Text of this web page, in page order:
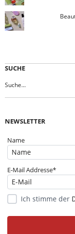
SUCHE
NEWSLETTER
Name
E-Mail Addresse*
Ich stimme der